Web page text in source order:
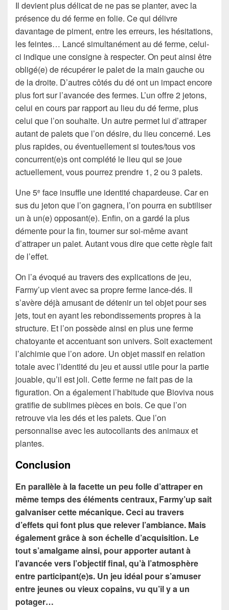
Il devient plus délicat de ne pas se planter, avec la
présence du dé ferme en folie. Ce qui délivre
davantage de piment, entre les erreurs, les hésitations,
les feintes… Lancé simultanément au dé ferme, celui-
ci indique une consigne à respecter. On peut ainsi être
obligé(e) de récupérer le palet de la main gauche ou
de la droite. D’autres côtés du dé ont un impact encore
plus fort sur l’avancée des fermes. L’un offre 2 jetons,
celui en cours par rapport au lieu du dé ferme, plus
celui que l’on souhaite. Un autre permet lui d’attraper
autant de palets que l’on désire, du lieu concerné. Les
plus rapides, ou éventuellement si toutes/tous vos
concurrent(e)s ont complété le lieu qui se joue
actuellement, vous pourrez prendre 1, 2 ou 3 palets.
Une 5e face insuffle une identité chapardeuse. Car en
sus du jeton que l’on gagnera, l’on pourra en subtiliser
un à un(e) opposant(e). Enfin, on a gardé la plus
démente pour la fin, tourner sur soi-même avant
d’attraper un palet. Autant vous dire que cette règle fait
de l’effet.
On l’a évoqué au travers des explications de jeu,
Farmy’up vient avec sa propre ferme lance-dés. Il
s’avère déjà amusant de détenir un tel objet pour ses
jets, tout en ayant les rebondissements propres à la
structure. Et l’on possède ainsi en plus une ferme
chatoyante et accentuant son univers. Soit exactement
l’alchimie que l’on adore. Un objet massif en relation
totale avec l’identité du jeu et aussi utile pour la partie
jouable, qu’il est joli. Cette ferme ne fait pas de la
figuration. On a également l’habitude que Bioviva nous
gratifie de sublimes pièces en bois. Ce que l’on
retrouve via les dés et les palets. Que l’on
personnalise avec les autocollants des animaux et
plantes.
Conclusion
En parallèle à la facette un peu folle d’attraper en
même temps des éléments centraux, Farmy’up sait
galvaniser cette mécanique. Ceci au travers
d’effets qui font plus que relever l’ambiance. Mais
également grâce à son échelle d’acquisition. Le
tout s’amalgame ainsi, pour apporter autant à
l’avancée vers l’objectif final, qu’à l’atmosphère
entre participant(e)s. Un jeu idéal pour s’amuser
entre jeunes ou vieux copains, vu qu’il y a un
potager…